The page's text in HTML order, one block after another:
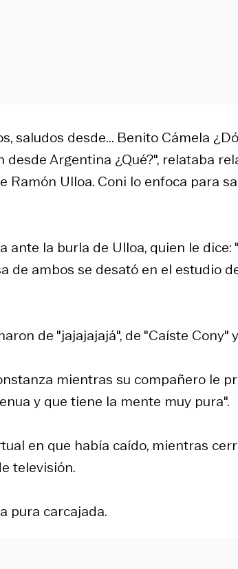
saludos desde... Benito Cámela
Argentina ¿Qué?", relataba
Ulloa. Coni lo enfoca para
la burla de Ulloa, quien le dice:
de ambos se desató en el estudio
de "jajajajajá", de "Caíste Cony"
mientras su compañero le
y que tiene la mente muy pura".
en que había caído, mientras
televisión.
pura carcajada.